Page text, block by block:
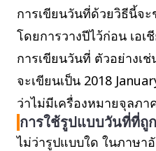
การเขียนวันที่ด้วยวิธีนี้จ
โดยการวางปีไว้ก่อน เอ
การเขียนวันที่ ตัวอย่างเ
จะเขียนเป็น 2018
ว่าไม่มีเครื่องหมายจุลภา
การใช้รูปแบบวันที่ที่ถู
ไม่ว่ารูปแบบใด ในภาษ